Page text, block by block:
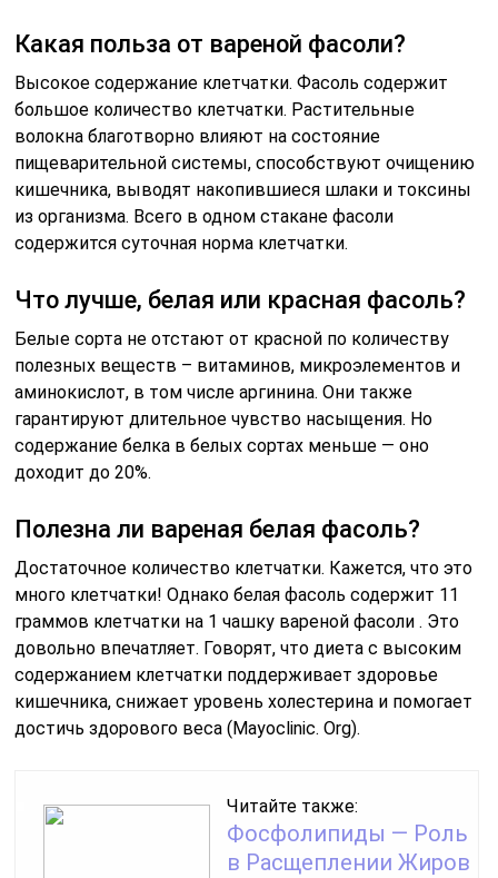
Какая польза от вареной фасоли?
Высокое содержание клетчатки. Фасоль содержит
большое количество клетчатки. Растительные
волокна благотворно влияют на состояние
пищеварительной системы, способствуют очищению
кишечника, выводят накопившиеся шлаки и токсины
из организма. Всего в одном стакане фасоли
содержится суточная норма клетчатки.
Что лучше, белая или красная фасоль?
Белые сорта не отстают от красной по количеству
полезных веществ – витаминов, микроэлементов и
аминокислот, в том числе аргинина. Они также
гарантируют длительное чувство насыщения. Но
содержание белка в белых сортах меньше ― оно
доходит до 20%.
Полезна ли вареная белая фасоль?
Достаточное количество клетчатки. Кажется, что это
много клетчатки! Однако белая фасоль содержит 11
граммов клетчатки на 1 чашку вареной фасоли . Это
довольно впечатляет. Говорят, что диета с высоким
содержанием клетчатки поддерживает здоровье
кишечника, снижает уровень холестерина и помогает
достичь здорового веса (Mayoclinic. Org).
Читайте также:
Фосфолипиды — Роль
в Расщеплении Жиров